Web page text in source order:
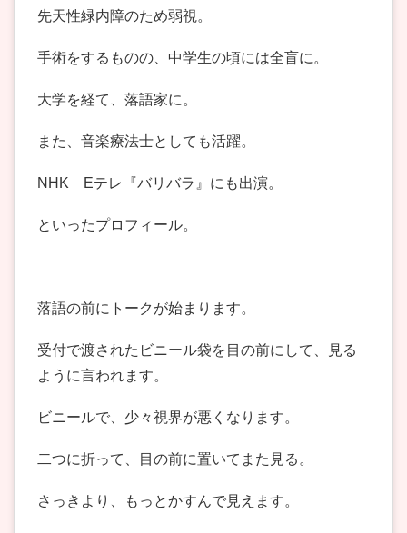
先天性緑内障のため弱視。
手術をするものの、中学生の頃には全盲に。
大学を経て、落語家に。
また、音楽療法士としても活躍。
NHK Eテレ『バリバラ』にも出演。
といったプロフィール。
落語の前にトークが始まります。
受付で渡されたビニール袋を目の前にして、見る
ように言われます。
ビニールで、少々視界が悪くなります。
二つに折って、目の前に置いてまた見る。
さっきより、もっとかすんで見えます。